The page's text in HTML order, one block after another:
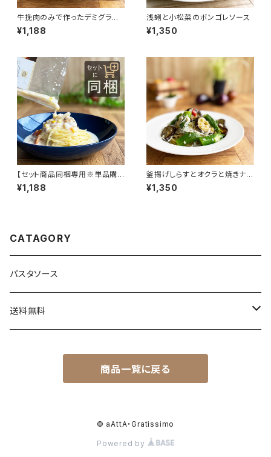
牛挽肉のみで作ったデミグラス
ミートソース
¥1,188
浅蜊と小松菜のボンゴレソース
¥1,350
【セット商品同梱専用※単品購
入不可】あさりと野菜とベーコ
ンのクラムチャウダー風ソース
¥1,188
釜揚げしらすとオクラと焼きナス
のパスタソース
¥1,350
CATAGORY
パスタソース
送料無料
トライアルセット
商品一覧に戻る
© aAttA・Gratissimo
Powered by